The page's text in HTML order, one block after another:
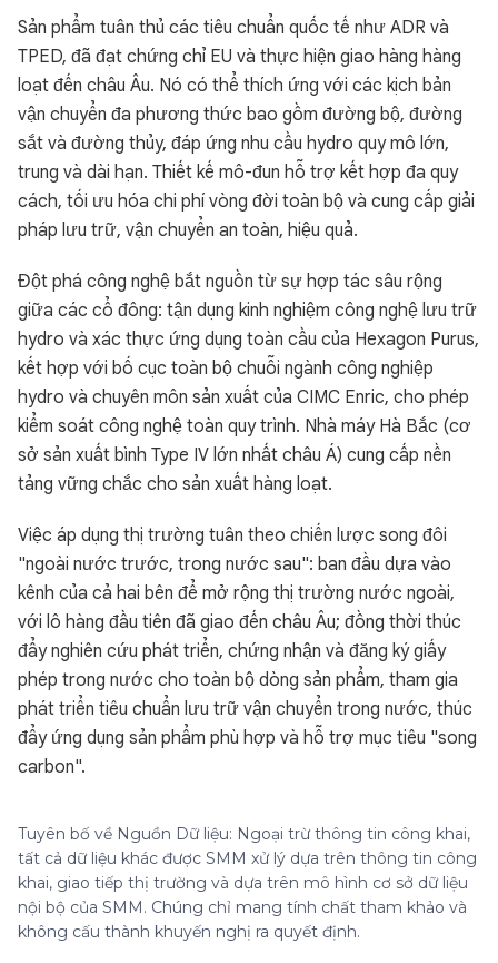
Sản phẩm tuân thủ các tiêu chuẩn quốc tế như ADR và
TPED, đã đạt chứng chỉ EU và thực hiện giao hàng hàng
loạt đến châu Âu. Nó có thể thích ứng với các kịch bản
vận chuyển đa phương thức bao gồm đường bộ, đường
sắt và đường thủy, đáp ứng nhu cầu hydro quy mô lớn,
trung và dài hạn. Thiết kế mô-đun hỗ trợ kết hợp đa quy
cách, tối ưu hóa chi phí vòng đời toàn bộ và cung cấp giải
pháp lưu trữ, vận chuyển an toàn, hiệu quả.
Đột phá công nghệ bắt nguồn từ sự hợp tác sâu rộng
giữa các cổ đông: tận dụng kinh nghiệm công nghệ lưu trữ
hydro và xác thực ứng dụng toàn cầu của Hexagon Purus,
kết hợp với bố cục toàn bộ chuỗi ngành công nghiệp
hydro và chuyên môn sản xuất của CIMC Enric, cho phép
kiểm soát công nghệ toàn quy trình. Nhà máy Hà Bắc (cơ
sở sản xuất bình Type IV lớn nhất châu Á) cung cấp nền
tảng vững chắc cho sản xuất hàng loạt.
Việc áp dụng thị trường tuân theo chiến lược song đôi
"ngoài nước trước, trong nước sau": ban đầu dựa vào
kênh của cả hai bên để mở rộng thị trường nước ngoài,
với lô hàng đầu tiên đã giao đến châu Âu; đồng thời thúc
đẩy nghiên cứu phát triển, chứng nhận và đăng ký giấy
phép trong nước cho toàn bộ dòng sản phẩm, tham gia
phát triển tiêu chuẩn lưu trữ vận chuyển trong nước, thúc
đẩy ứng dụng sản phẩm phù hợp và hỗ trợ mục tiêu "song
carbon".
Tuyên bố về Nguồn Dữ liệu: Ngoại trừ thông tin công khai,
tất cả dữ liệu khác được SMM xử lý dựa trên thông tin công
khai, giao tiếp thị trường và dựa trên mô hình cơ sở dữ liệu
nội bộ của SMM. Chúng chỉ mang tính chất tham khảo và
không cấu thành khuyến nghị ra quyết định.